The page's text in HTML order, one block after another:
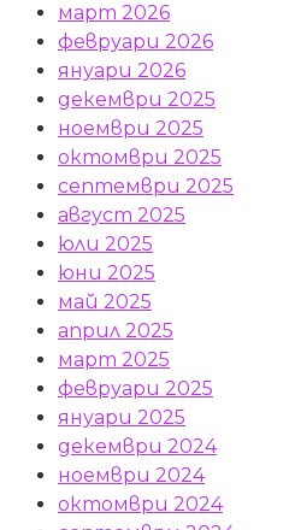
март 2026
февруари 2026
януари 2026
декември 2025
ноември 2025
октомври 2025
септември 2025
август 2025
юли 2025
юни 2025
май 2025
април 2025
март 2025
февруари 2025
януари 2025
декември 2024
ноември 2024
октомври 2024